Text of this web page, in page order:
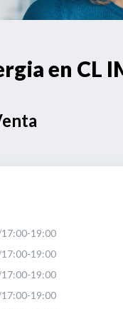
en CL
19:00
19:00
19:00
19:00